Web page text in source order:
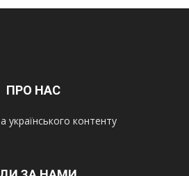
ПРО НАС
українського контенту